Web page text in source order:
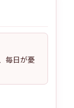
毎日が憂